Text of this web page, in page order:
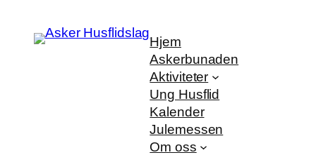
Hjem
Askerbunaden
Aktiviteter
Ung Husflid
Kalender
Julemessen
Om oss